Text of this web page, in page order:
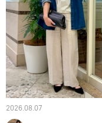
2026.08.07